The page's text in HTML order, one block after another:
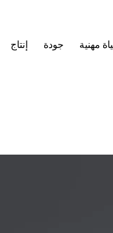
إنتاج جودة مهنية